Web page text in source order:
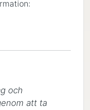
och
att ta